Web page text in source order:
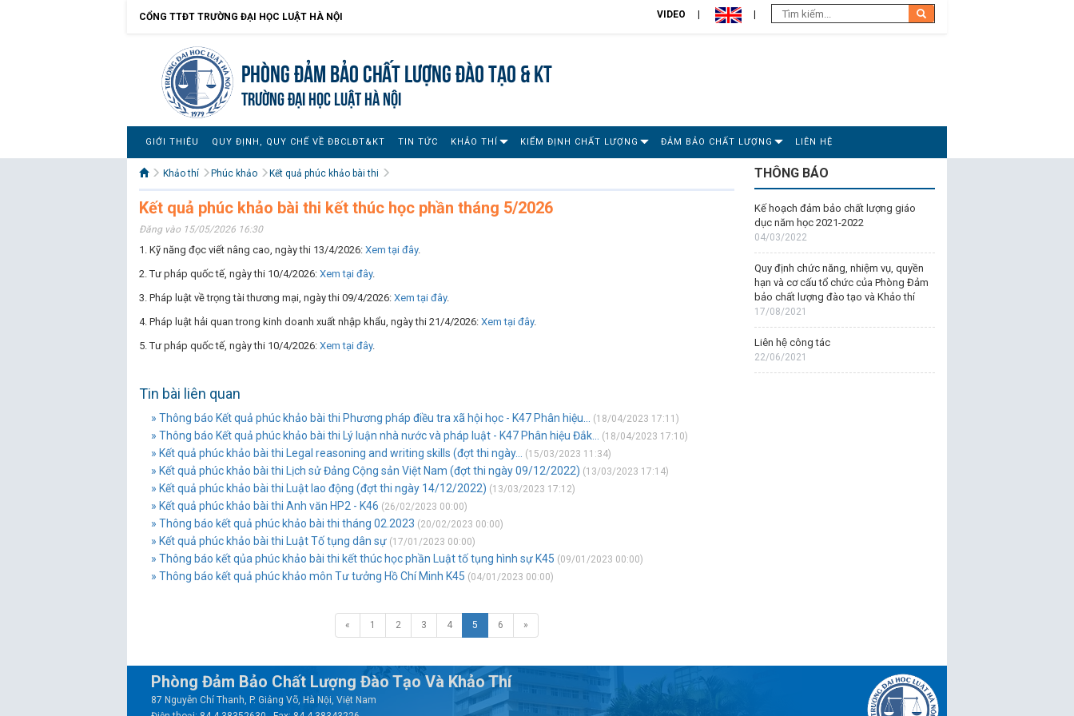
CỔNG TTĐT TRƯỜNG ĐẠI HỌC LUẬT HÀ NỘI VIDEO
Phòng Đảm bảo chất lượng đào tạo & KT
TRƯỜNG ĐẠI HỌC LUẬT HÀ NỘI
GIỚI THIỆU QUY ĐỊNH, QUY CHẾ VỀ ĐBCLĐT&KT TIN TỨC KHẢO THÍ KIỂM ĐỊNH CHẤT LƯỢNG ĐẢM BẢO CHẤT LƯỢNG LIÊN HỆ
Khảo thí Phúc khảo Kết quả phúc khảo bài thi
Kết quả phúc khảo bài thi kết thúc học phần tháng 5/2026
Đăng vào 15/05/2026 16:30
1. Kỹ năng đọc viết nâng cao, ngày thi 13/4/2026: Xem tại đây.
2. Tư pháp quốc tế, ngày thi 10/4/2026: Xem tại đây.
3. Pháp luật về trọng tài thương mại, ngày thi 09/4/2026: Xem tại đây.
4. Pháp luật hải quan trong kinh doanh xuất nhập khẩu, ngày thi 21/4/2026: Xem tại đây.
5. Tư pháp quốc tế, ngày thi 10/4/2026: Xem tại đây.
Tin bài liên quan
» Thông báo Kết quả phúc khảo bài thi Phương pháp điều tra xã hội học - K47 Phân hiệu... (18/04/2023 17:11)
» Thông báo Kết quả phúc khảo bài thi Lý luận nhà nước và pháp luật - K47 Phân hiệu Đắk... (18/04/2023 17:10)
» Kết quả phúc khảo bài thi Legal reasoning and writing skills (đợt thi ngày... (15/03/2023 11:34)
» Kết quả phúc khảo bài thi Lịch sử Đảng Cộng sản Việt Nam (đợt thi ngày 09/12/2022) (13/03/2023 17:14)
» Kết quả phúc khảo bài thi Luật lao động (đợt thi ngày 14/12/2022) (13/03/2023 17:12)
» Kết quả phúc khảo bài thi Anh văn HP2 - K46 (26/02/2023 00:00)
» Thông báo kết quả phúc khảo bài thi tháng 02.2023 (20/02/2023 00:00)
» Kết quả phúc khảo bài thi Luật Tố tụng dân sự (17/01/2023 00:00)
» Thông báo kết qủa phúc khảo bài thi kết thúc học phần Luật tố tụng hình sự K45 (09/01/2023 00:00)
» Thông báo kết quả phúc khảo môn Tư tưởng Hồ Chí Minh K45 (04/01/2023 00:00)
« 1 2 3 4 5 6 »
THÔNG BÁO
Kế hoạch đảm bảo chất lượng giáo
dục năm học 2021-2022
04/03/2022
Quy định chức năng, nhiệm vụ, quyền
hạn và cơ cấu tổ chức của Phòng Đảm
bảo chất lượng đào tạo và Khảo thí
17/08/2021
Liên hệ công tác
22/06/2021
Phòng Đảm Bảo Chất Lượng Đào Tạo Và Khảo Thí
87 Nguyễn Chí Thanh, P. Giảng Võ, Hà Nội, Việt Nam